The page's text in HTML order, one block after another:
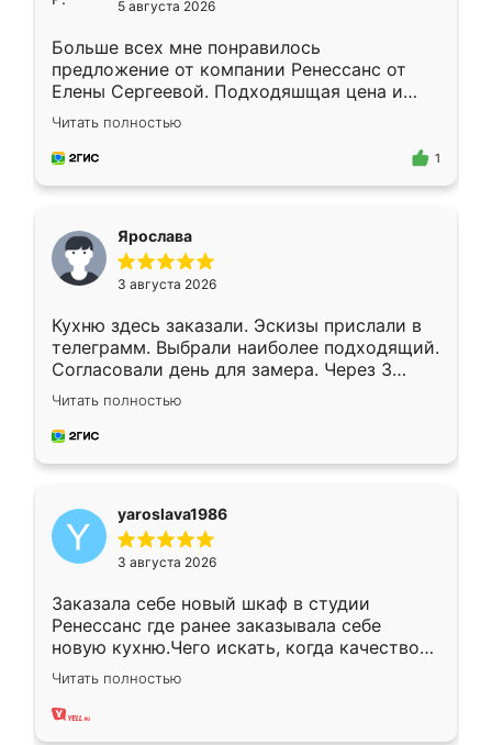
5 августа 2026
Больше всех мне понравилось
предложение от компании Ренессанс от
Елены Сергеевой. Подходяшщая цена и
короткие сроки изготовления. Приехавший
для замера сотрудник Владислав
предложил по моему эскизу самый
Читать полностью
1
Ярослава
3 августа 2026
Кухню здесь заказали. Эскизы прислали в
телеграмм. Выбрали наиболее подходящий.
Согласовали день для замера. Через 3
недели кухня была уже готова. Остались
довольны работой. Спасибо Ренессанс
мебель за качественную работу!
Читать полностью
yaroslava1986
3 августа 2026
Заказала себе новый шкаф в студии
Ренессанс где ранее заказывала себе
новую кухню.Чего искать, когда качеством
вполне довольна. Служит кухня уже почти
два года, нареканий нет.
Читать полностью